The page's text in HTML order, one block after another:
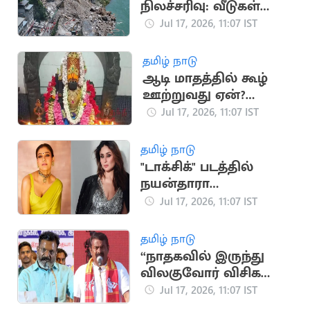
நிலச்சரிவு: வீடுகள்
இடிந்து பலர்
Jul 17, 2026, 11:07 IST
தமிழ் நாடு
ஆடி மாதத்தில் கூழ்
ஊற்றுவது ஏன்?
முன்னோர்களின்
விளக்கம்
Jul 17, 2026, 11:07 IST
தமிழ் நாடு
"டாக்சிக்" படத்தில்
நயன்தாரா
கதாபாத்திரத்தில்
கபூர்
Jul 17, 2026, 11:07 IST
தமிழ் நாடு
“நாதகவில் இருந்து
விலகுவோர் விசிக
வருவதில்லை”..
Jul 17, 2026, 11:07 IST